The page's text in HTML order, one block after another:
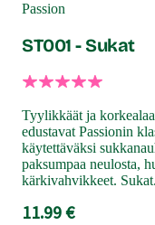
Passion
ST001 - Sukat
Tyylikkäät ja
edustavat Passionin
käytettäväksi
paksumpaa neulosta,
kärkivahvikkeet.
11.99 €